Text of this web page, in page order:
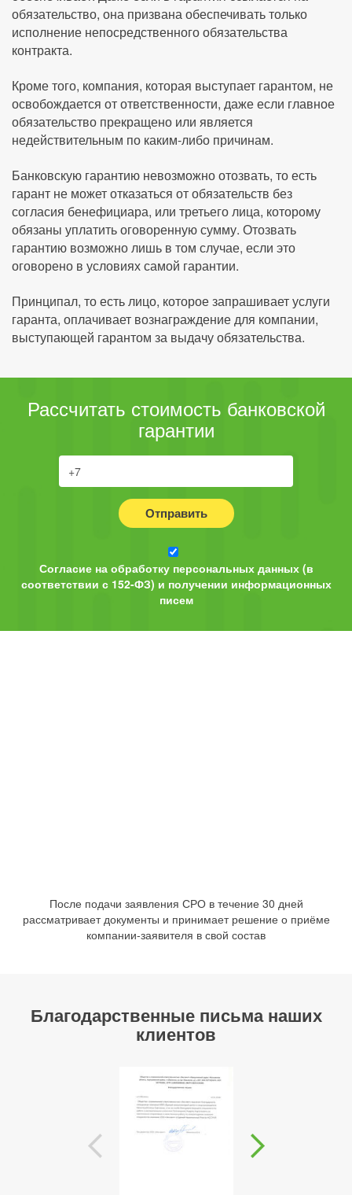
обязательство, она призвана обеспечивать только
исполнение непосредственного обязательства
контракта.
Кроме того, компания, которая выступает гарантом, не
освобождается от ответственности, даже если главное
обязательство прекращено или является
недействительным по каким-либо причинам.
Банковскую гарантию невозможно отозвать, то есть
гарант не может отказаться от обязательств без
согласия бенефициара, или третьего лица, которому
обязаны уплатить оговоренную сумму. Отозвать
гарантию возможно лишь в том случае, если это
оговорено в условиях самой гарантии.
Принципал, то есть лицо, которое запрашивает услуги
гаранта, оплачивает вознаграждение для компании,
выступающей гарантом за выдачу обязательства.
Рассчитать стоимость банковской
гарантии
Отправить
Согласие на обработку персональных данных (в
соответствии с 152-ФЗ) и получении информационных
писем
После подачи заявления СРО в течение 30 дней
рассматривает документы и принимает решение о приёме
компании-заявителя в свой состав
Благодарственные письма наших
клиентов